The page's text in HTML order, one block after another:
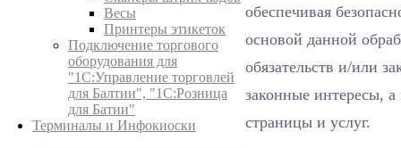
Весы
Принтеры этикеток
Подключение торгового
оборудования для
"1С:Управление торговлей
для Балтии", "1С:Розница
для Батии"
Терминалы и Инфокиоски
обеспечивая
основой данной
обязательств и/или
законные интересы,
страницы и услуг.